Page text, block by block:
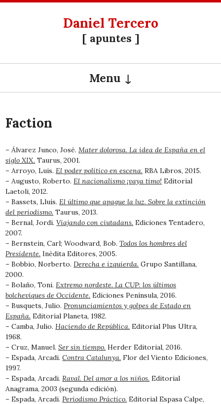
Daniel Tercero
[ apuntes ]
Menu
Faction
– Álvarez Junco, José.Mater dolorosa. La idea de España en el
siglo XIX. Taurus, 2001.
– Arroyo, Luis.El poder político en escena. RBA Libros, 2015.
– Augusto, Roberto.El nacionalismo ¡vaya timo! Editorial
Laetoli, 2012.
– Bassets, Lluís.El último que apague la luz. Sobre la extinción
del periodismo. Taurus, 2013.
– Bernal, Jordi.Viajando con ciutadans. Ediciones Tentadero,
2007.
– Bernstein, Carl; Woodward, Bob.Todos los hombres del
Presidente. Inèdita Editores, 2005.
– Bobbio, Norberto.Derecha e izquierda. Grupo Santillana,
2000.
– Bolaño, Toni.Extremo nordeste. La CUP: los últimos
bolcheviques de Occidente. Ediciones Península, 2016.
– Busquets, Julio.Pronunciamientos y golpes de Estado en
España. Editorial Planeta, 1982.
– Camba, Julio.Haciendo de República. Editorial Plus Ultra,
1968.
– Cruz, Manuel.Ser sin tiempo. Herder Editorial, 2016.
– Espada, Arcadi.Contra Catalunya. Flor del Viento Ediciones,
1997.
– Espada, Arcadi.Raval. Del amor a los niños. Editorial
Anagrama, 2003 (segunda edición).
– Espada, Arcadi.Periodismo Práctico. Editorial Espasa Calpe,